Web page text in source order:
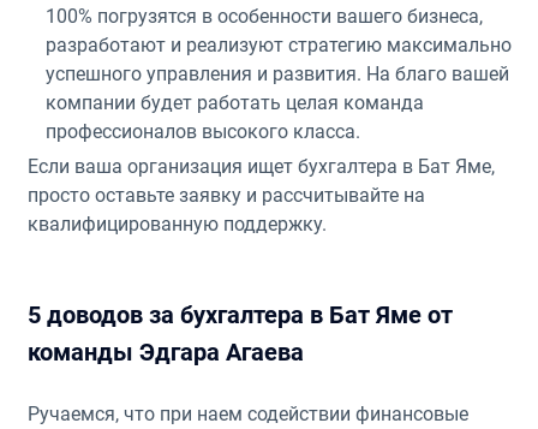
100% погрузятся в особенности вашего бизнеса,
разработают и реализуют стратегию максимально
успешного управления и развития. На благо вашей
компании будет работать целая команда
профессионалов высокого класса.
Если ваша организация ищет бухгалтера в Бат Яме,
просто оставьте заявку и рассчитывайте на
квалифицированную поддержку.
5 доводов за бухгалтера в Бат Яме от
команды Эдгара Агаева
Ручаемся, что при наем содействии финансовые